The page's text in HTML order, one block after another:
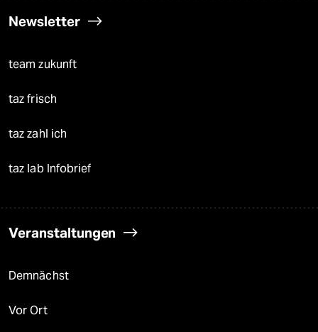
Newsletter
team zukunft
taz frisch
taz zahl ich
taz lab Infobrief
Veranstaltungen
Demnächst
Vor Ort